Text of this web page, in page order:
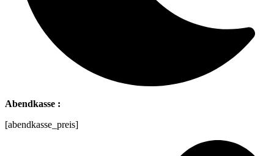
Abendkasse :
[abendkasse_preis]